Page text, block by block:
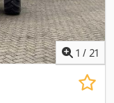
és hengerbeállítás a
Aglek
1 / 21